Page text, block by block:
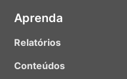
Aprenda
Relatórios
Conteúdos